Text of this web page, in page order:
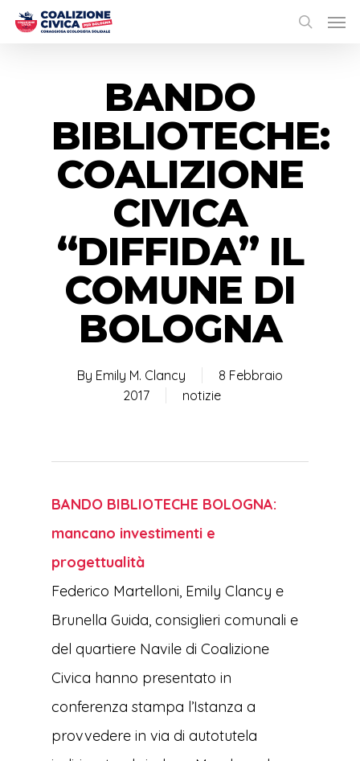
BANDO
BIBLIOTECHE:
COALIZIONE
CIVICA
“DIFFIDA” IL
COMUNE DI
BOLOGNA
By Emily M. Clancy
8 Febbraio
2017
notizie
BANDO BIBLIOTECHE BOLOGNA:
mancano investimenti e
progettualità
Federico Martelloni, Emily Clancy e
Brunella Guida, consiglieri comunali e
del quartiere Navile di Coalizione
Civica hanno presentato in
conferenza stampa l’Istanza a
provvedere in via di autotutela